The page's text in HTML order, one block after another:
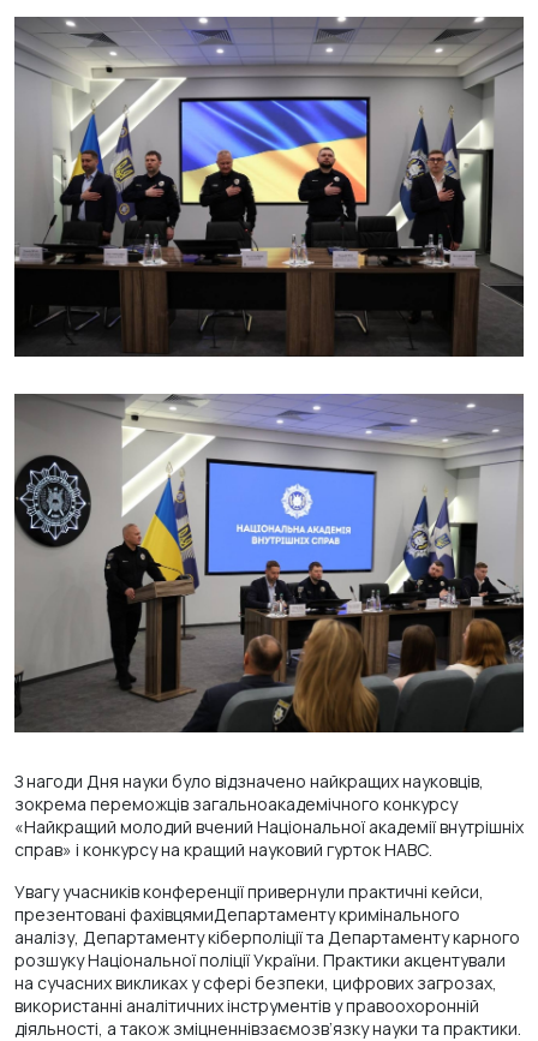
З нагоди Дня науки було відзначено найкращих науковців,
зокрема переможців загальноакадемічного конкурсу
«Найкращий молодий вчений Національної академії внутрішніх
справ» і конкурсу на кращий науковий гурток НАВС.
Увагу учасників конференції привернули практичні кейси,
презентовані фахівцямиДепартаменту кримінального
аналізу, Департаменту кіберполіції та Департаменту карного
розшуку Національної поліції України. Практики акцентували
на сучасних викликах у сфері безпеки, цифрових загрозах,
використанні аналітичних інструментів у правоохоронній
діяльності, а також зміцненнівзаємозв’язку науки та практики.